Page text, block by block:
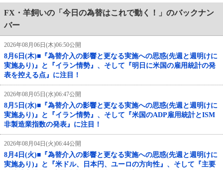
FX・羊飼いの「今日の為替はこれで動く！」のバックナン
バー
2026年08月06日(木)06:50公開
8月6日(木)■『為替介入の影響と更なる実施への思惑(先週と週明けに
実施あり)』と『イラン情勢』、そして『明日に米国の雇用統計の発
表を控える点』に注目！
2026年08月05日(水)06:47公開
8月5日(水)■『為替介入の影響と更なる実施への思惑(先週と週明けに
実施あり)』と『イラン情勢』、そして『米国のADP雇用統計とISM
非製造業指数の発表』に注目！
2026年08月04日(火)06:44公開
8月4日(火)■『為替介入の影響と更なる実施への思惑(先週と週明けに
実施あり)』と『米ドル、日本円、ユーロの方向性』、そして『主要